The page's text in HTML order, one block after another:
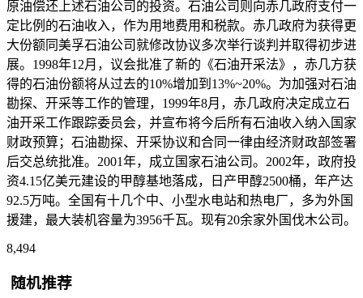
原油偿还上述石油公司的投资。石油公司则向赤几政府支付一
定比例的石油收入，作为用地费用和税款。赤几政府为获得更
大份额同美孚石油公司就修改协议多次举行谈判并取得初步进
展。1998年12月，议会批准了新的《石油开采法》，赤几方获
得的石油份额将从过去的10%增加到13%~20%。为加强对石油
勘探、开采等工作的管理，1999年8月，赤几政府决定成立石
油开采工作跟踪委员会，并宣布将今后所有石油收入纳入国家
财政预算；石油勘探、开采协议和合同一律由经济财政部签署
后交总统批准。2001年，成立国家石油公司。2002年，政府投
资4.15亿美元建设的甲醇基地落成，日产甲醇2500桶，年产达
92.5万吨。全国有十几个中、小型水电站和热电厂，多为外国
援建，最大装机容量为3956千瓦。现有20余家外国伐木公司。
8,494
随机推荐